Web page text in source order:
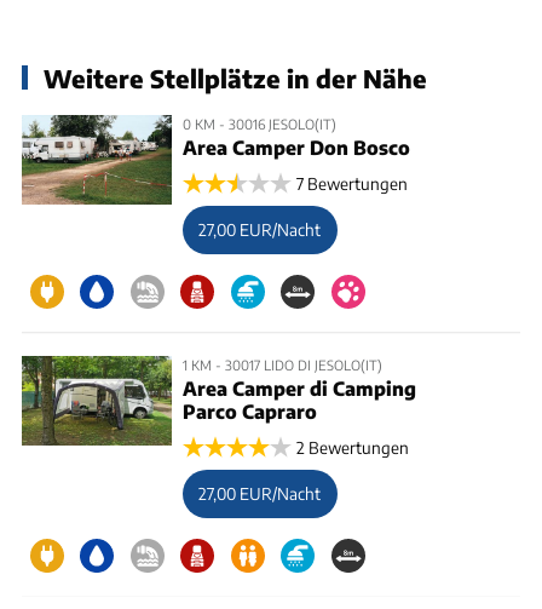
Weitere Stellplätze in der Nähe
0 KM - 30016 JESOLO(IT)
Area Camper Don Bosco
7 Bewertungen
27,00 EUR/Nacht
1 KM - 30017 LIDO DI JESOLO(IT)
Area Camper di Camping
Parco Capraro
2 Bewertungen
27,00 EUR/Nacht